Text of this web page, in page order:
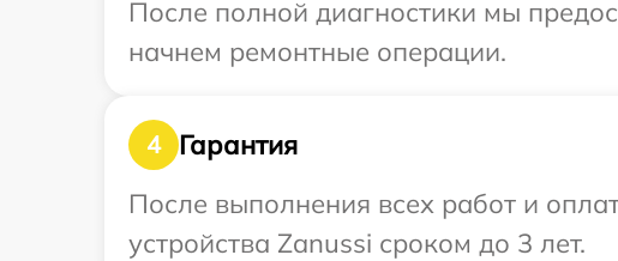
После полной диагностики мы
начнем ремонтные операции.
4
Гарантия
После выполнения всех работ и
устройства Zanussi сроком до 3 лет.